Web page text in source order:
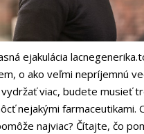
ejakulácia
o ako veľmi nepríjemnú
viac, budete musieť
nejakými farmaceutikami.
najviac? Čítajte, čo